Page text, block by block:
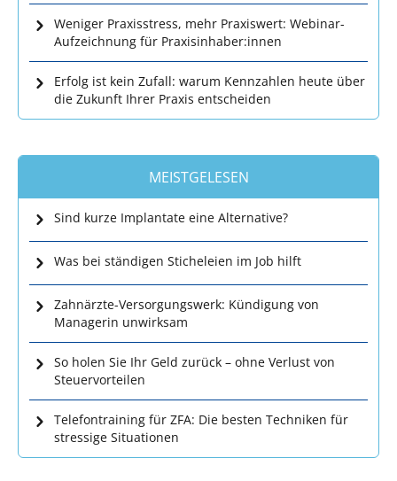
Weniger Praxisstress, mehr Praxiswert: Webinar-
Aufzeichnung für Praxisinhaber:innen
Erfolg ist kein Zufall: warum Kennzahlen heute über
die Zukunft Ihrer Praxis entscheiden
MEISTGELESEN
Sind kurze Implantate eine Alternative?
Was bei ständigen Sticheleien im Job hilft
Zahnärzte-Versorgungswerk: Kündigung von
Managerin unwirksam
So holen Sie Ihr Geld zurück – ohne Verlust von
Steuervorteilen
Telefontraining für ZFA: Die besten Techniken für
stressige Situationen